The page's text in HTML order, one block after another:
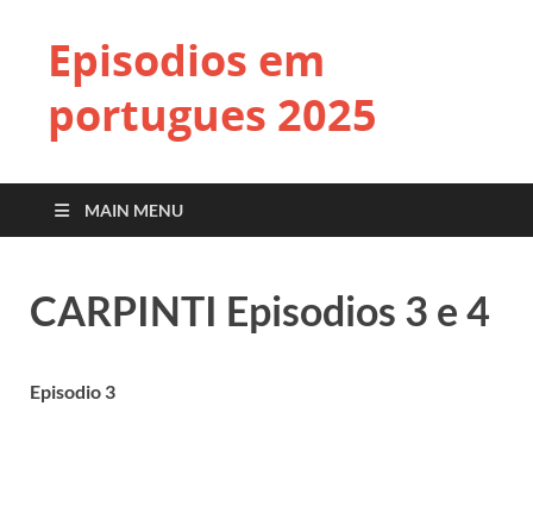
Episodios em
portugues 2025
MAIN MENU
CARPINTI Episodios 3 e 4
Episodio 3